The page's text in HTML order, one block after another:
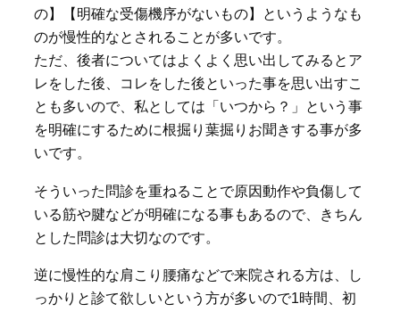
の】【明確な受傷機序がないもの】というようなも
のが慢性的なとされることが多いです。
ただ、後者についてはよくよく思い出してみるとア
レをした後、コレをした後といった事を思い出すこ
とも多いので、私としては「いつから？」という事
を明確にするために根掘り葉掘りお聞きする事が多
いです。
そういった問診を重ねることで原因動作や負傷して
いる筋や腱などが明確になる事もあるので、きちん
とした問診は大切なのです。
逆に慢性的な肩こり腰痛などで来院される方は、し
っかりと診て欲しいという方が多いので1時間、初